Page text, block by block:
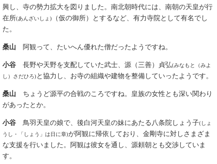
興し、寺の勢力拡大を図りました。南北朝時代には、南朝の天皇が行
在所(あんざいしょ)
（仮の御所）とするなど、有力寺院として有名でし
た。
桑山 阿観って、たいへん優れた僧だったようですね。
小谷 長野や天野を支配していた武士、源（三善）貞弘(みなもと（みよ
し）さだひろ)と協力し、お寺の組織や建物を整備していったようです。
桑山 ちょうど源平の合戦のころですね。皇族の女性とも深い関わり
があったとか。
小谷 鳥羽天皇の娘で、後白河天皇の妹にあたる八条院しょう子(しょ
うし・「しょう」は日に章)が阿観に帰依しており、金剛寺に対しさまざま
な支援を行いました。阿観は彼女を通し、源頼朝とも交渉していま
す。